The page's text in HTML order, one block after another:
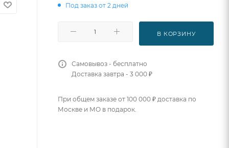
Под заказ от 2 дней
В КОРЗИНУ
Самовывоз - бесплатно
Доставка завтра - 3 000 ₽
При общем заказе от 100 000 ₽ доставка по
Москве и МО в подарок.